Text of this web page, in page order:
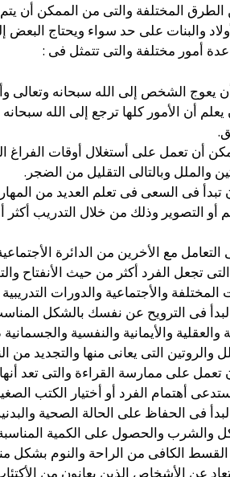
الطرق المختلفة والتى من الممكن أن
والبنات على حد سواء ويحتاج
أمور مختلفة والتى تتمثل فى :
يعوج الشخص إلى الله سبحانه وتعالى
أن الأمور كلها ترجع إلى الله
أن تعمل على أستغلال أوقات الفراغ
والملل وبالتالى التقليل من الضجر.
فى السعى فى تعلم العديد من
أو التصوير وذلك من خلال التدريب
مع الأخرين من الدائرة
تجعل الفرد أكثر من حيث الأنفتاح
المختلفة والأجتماعية والدورات
فى الترويح عن نفسك بالشكل
والعقلية والأيمانية والنفسية
والروتين التى يعانى منها والتجديد من
على ممارسة القراءة والتى تعد
أهتمام الفرد أو أختيار الكتب
فى الحفاظ على الحالة الصحية
والشرب والحصول على الكمية
الكافى من الراحة والنوم بشكل
عن الأشخاص الذين يعانون من